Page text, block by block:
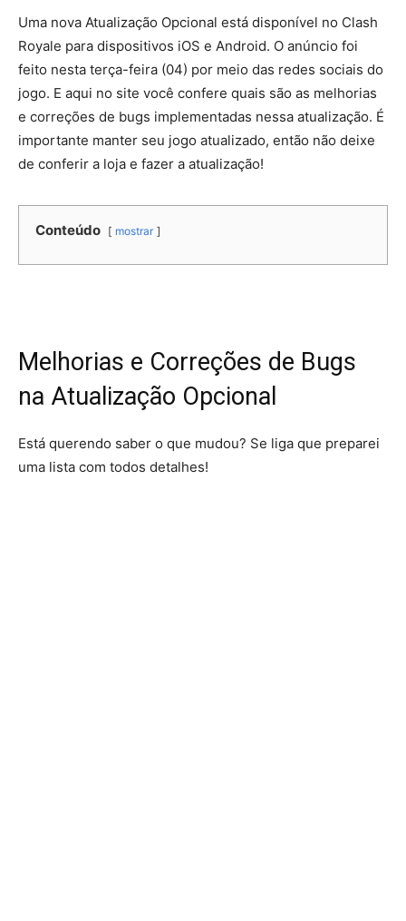
Uma nova Atualização Opcional está disponível no Clash
Royale para dispositivos iOS e Android. O anúncio foi
feito nesta terça-feira (04) por meio das redes sociais do
jogo. E aqui no site você confere quais são as melhorias
e correções de bugs implementadas nessa atualização. É
importante manter seu jogo atualizado, então não deixe
de conferir a loja e fazer a atualização!
Conteúdo mostrar
Melhorias e Correções de Bugs
na Atualização Opcional
Está querendo saber o que mudou? Se liga que preparei
uma lista com todos detalhes!